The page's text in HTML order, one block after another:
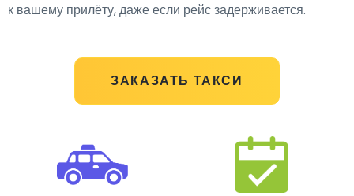
ЗАКАЗАТЬ ТАКСИ
к вашему прилёту, даже если рейс задерживается.